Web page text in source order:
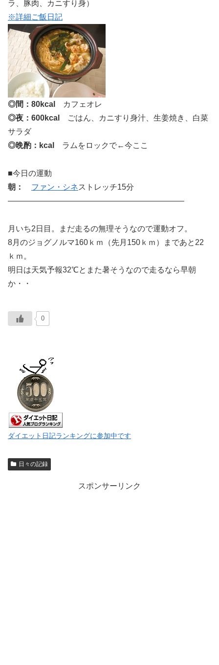
ラ、豚肉、カニすり身）
※詳細ご飯日記
◎間：80kcal
カフェオレ
◎夜：600kcal
ごはん、カニすり身汁、生姜焼き、白菜
サラダ
◎晩酌：kcal
ラムをロックで←今ここ
■今日の運動
朝：
ファン・シネストレッチ15分
——————————————————————–
月いち2日目。まだ走るの無理そうなので運動オフ。
8月のジョグノルマ160ｋｍ（先月150ｋｍ）まであと22
ｋｍ。
明日は天気予報32℃とまた暑そうなので走るなら早朝
か・・
0
ダイエット日記ランキングに参加中です
日々の記録
スポンサーリンク